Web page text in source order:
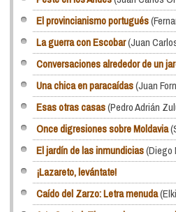
El provincianismo portugués
La guerra con Escobar(Juan
Conversaciones alrededor de un
Una chica en paracaídas(Juan
Esas otras casas(Pedro Adrián
Once digresiones sobre Moldavia
El jardín de las inmundicias(Diego
¡Lazareto, levántate!
Caído del Zarzo: Letra menuda